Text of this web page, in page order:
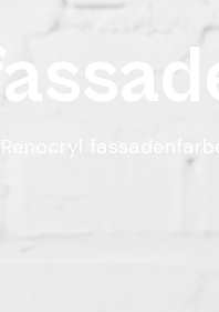
fa ad
Renocryl fassadenfarbe